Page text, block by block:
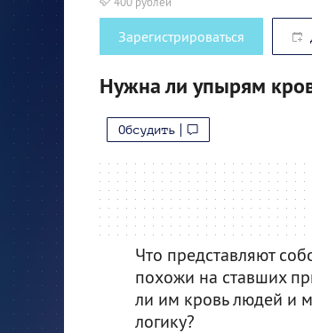
Зарегистрироваться
Нужна ли упырям
Обсудить
Что представляют
похожи на ставших
ли им кровь людей и
логику?